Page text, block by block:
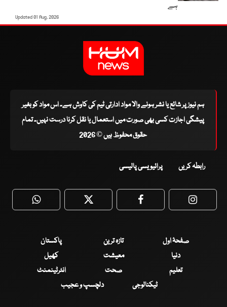
ہے
Updated 01 Aug, 2026
ہم نیوز پر شائع یا نشر ہونے والا مواد ادارتی ٹیم کی کاوش ہے۔ اس مواد کو بغیر
پیشگی اجازت کسی بھی صورت میں استعمال یا نقل کرنا درست نہیں۔ تمام
حقوق محفوظ ہیں © 2026
رابطہ کریں پرائیویسی پالیسی
WhatsApp Twitter Facebook
صفحۂ اول تازہ ترین
پاکستان
دنیا
معیشت
کھیل
تعلیم
صحت
انٹرٹینمنٹ
ٹیکنالوجی
دلچسپ و عجیب